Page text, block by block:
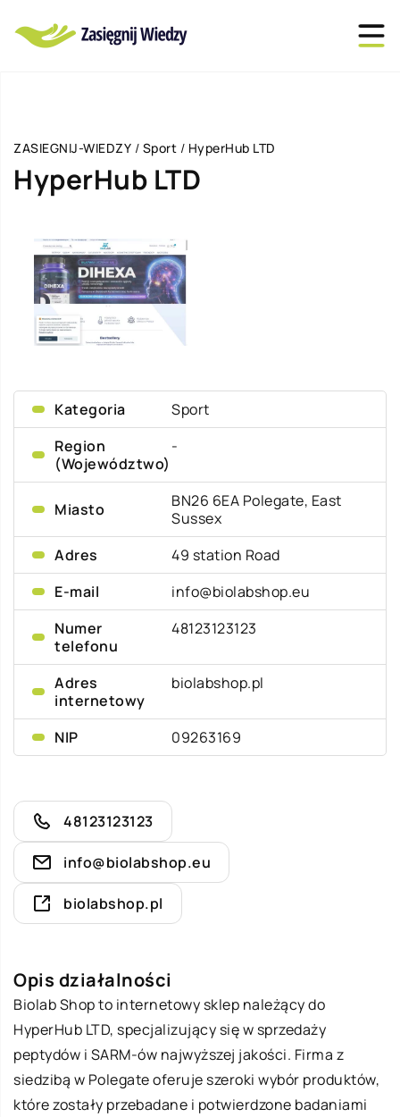
ZASIEGNIJ-WIEDZY / Sport / HyperHub LTD
HyperHub LTD
Kategoria
Sport
Region
(Województwo)
-
Miasto
BN26 6EA Polegate, East
Sussex
Adres
49 station Road
E-mail
info@biolabshop.eu
Numer
telefonu
48123123123
Adres
internetowy
biolabshop.pl
NIP 09263169
48123123123
info@biolabshop.eu
biolabshop.pl
Opis działalności
BiolabShop to internetowy sklep należący do
HyperHub LTD, specjalizujący się w sprzedaży
peptydów i SARM-ów najwyższej jakości. Firma z
siedzibą w Polegate oferuje szeroki wybór produktów,
które zostały przebadane i potwierdzone badaniami